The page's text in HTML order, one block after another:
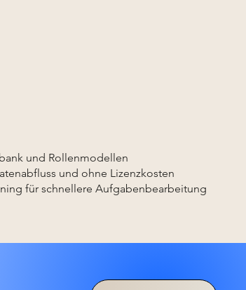
und Rollenmodellen
und ohne Lizenzkosten
für schnellere Aufgabenbearbeitung